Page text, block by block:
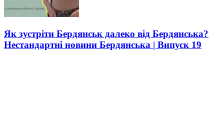
Як зустріти Бердянськ далеко від Бердянська?
Нестандартні новини Бердянська | Випуск 19